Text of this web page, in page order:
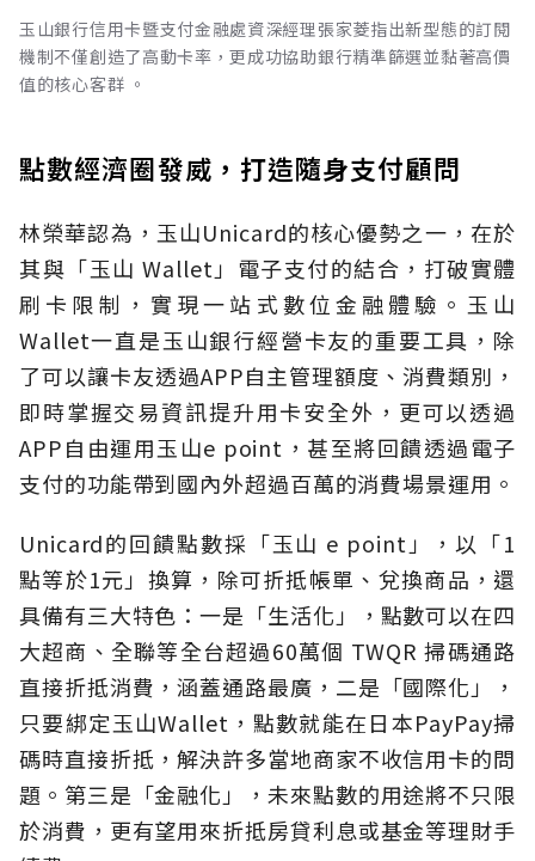
玉山銀行信用卡暨支付金融處資深經理張家菱指出新型態的訂閱
機制不僅創造了高動卡率，更成功協助銀行精準篩選並黏著高價
值的核心客群 。
點數經濟圈發威，打造隨身支付顧問
林榮華認為，玉山Unicard的核心優勢之一，在於
其與「玉山 Wallet」電子支付的結合，打破實體
刷卡限制，實現一站式數位金融體驗。玉山
Wallet一直是玉山銀行經營卡友的重要工具，除
了可以讓卡友透過APP自主管理額度、消費類別，
即時掌握交易資訊提升用卡安全外，更可以透過
APP自由運用玉山e point，甚至將回饋透過電子
支付的功能帶到國內外超過百萬的消費場景運用。
Unicard的回饋點數採「玉山 e point」，以「1
點等於1元」換算，除可折抵帳單、兌換商品，還
具備有三大特色：一是「生活化」，點數可以在四
大超商、全聯等全台超過60萬個 TWQR 掃碼通路
直接折抵消費，涵蓋通路最廣，二是「國際化」，
只要綁定玉山Wallet，點數就能在日本PayPay掃
碼時直接折抵，解決許多當地商家不收信用卡的問
題。第三是「金融化」，未來點數的用途將不只限
於消費，更有望用來折抵房貸利息或基金等理財手